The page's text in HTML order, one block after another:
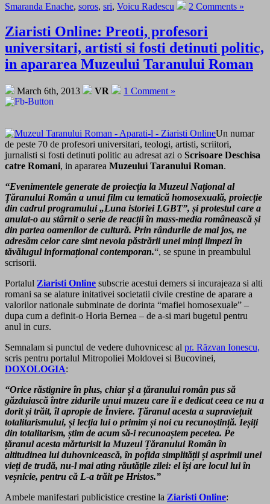
Smaranda Enache, soros, sri, Voicu Radescu 2 Comments »
Ziaristi Online: Preoti, profesori
universitari, artisti si fosti detinuti politic,
in apararea Muzeului Taranului Roman
March 6th, 2013 VR 1 Comment »
Un numar
de peste 70 de profesori universitari, teologi, artisti, scriitori,
jurnalisti si fosti detinuti politic au adresat azi o Scrisoare Deschisa
catre Romani, in apararea Muzeului Taranului Roman.
“Evenimentele generate de proiecția la Muzeul Național al
Țăranului Român a unui film cu tematică homosexuală, proiecție
din cadrul programului„Luna istoriei LGBT”, și protestul care a
anulat-o au stârnit o serie de reacții în mass-media românească și
din partea oamenilor de cultură. Prin rândurile de mai jos, ne
adresăm celor care simt nevoia păstrării unei minți limpezi în
tăvălugul informațional contemporan.“, se spune in preambulul
scrisorii.
Portalul Ziaristi Online subscrie acestui demers si incurajeaza si alti
romani sa se alature initativei societatii civile crestine de aparare a
valorilor nationale subminate de dorinta “mafiei homosexuale” –
dupa cum a definit-o Horia Bernea – de a-si mari bugetul pentru
anul in curs.
Semnalam si punctul de vedere duhovnicesc al pr. Răzvan Ionescu,
scris pentru portalul Mitropoliei Moldovei si Bucovinei,
DOXOLOGIA:
“Orice răstignire în plus, chiar și a țăranului român pus să
găzduiască între zidurile unui muzeu care îi e dedicat ceea ce nu a
dorit și trăit, îl apropie de Înviere. Țăranul acesta a supraviețuit
totalitarismului, și lecția lui o primim și noi cu recunoștință. Ieșiți
din totalitarism, știm de acum să-i recunoaștem pecetea. Pe
țăranul acesta mărturisit la Muzeul Țăranului Român în
altitudinea lui duhovnicească, în pofida simplității și asprimii unei
vieți de trudă, nu-l mai ating răutățile zilei: el își are locul lui în
veșnicie, pentru că L-a trăit pe Hristos.”
Ambele manifestari publicistice crestine la Ziaristi Online: